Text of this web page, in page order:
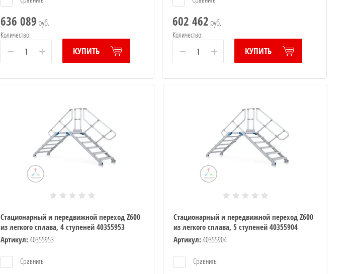
636 089 руб.
Количество:
− + КУПИТЬ
602 462 руб.
Количество:
− + КУПИТЬ
Стационарный и передвижной переход Z600
из легкого сплава, 4 ступеней 40355953
Артикул:40355953
Сравнить
Стационарный и передвижной переход Z600
из легкого сплава, 5 ступеней 40355904
Артикул:40355904
Сравнить